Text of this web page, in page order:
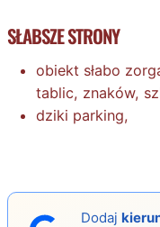
SŁABSZE STRONY
obiekt słabo
tablic, znaków,
dziki parking,
Dodaj